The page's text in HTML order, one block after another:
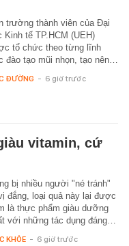
trường thành viên của Đại
Kinh tế TP.HCM (UEH)
tổ chức theo từng lĩnh
đào tạo mũi nhọn, tạo nên…
ĐƯỜNG - 6 giờ trước
vitamin, cứ
bị nhiều người "né tránh"
đắng, loại quả này lại được
là thực phẩm giàu dưỡng
với những tác dụng đáng…
KHỎE - 6 giờ trước